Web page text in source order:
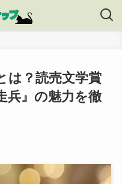
は？読売文学賞
兵』の魅力を徹